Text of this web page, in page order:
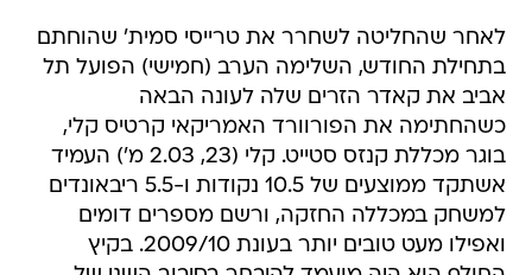
לאחר שהחליטה לשחרר את טרייסי סמית' שהוחתם
בתחילת החודש, השלימה הערב (חמישי) הפועל תל
אביב את קאדר הזרים שלה לעונה הבאה
כשהחתימה את הפורוורד האמריקאי קרטיס קלי,
בוגר מכללת קנזס סטייט. קלי (23, 2.03 מ') העמיד
אשתקד ממוצעים של 10.5 נקודות ו-5.5 ריבאונדים
למשחק במכללה החזקה, ורשם מספרים דומים
ואפילו מעט טובים יותר בעונת 2009/10. בקיץ